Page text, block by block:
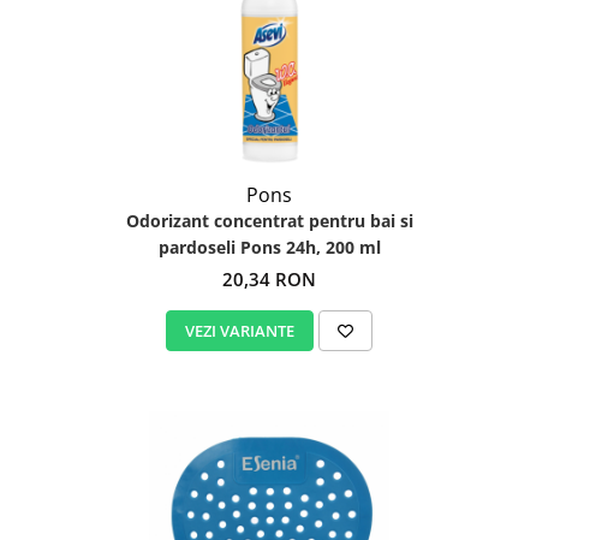
Pons
Odorizant concentrat pentru bai si
pardoseli Pons 24h, 200 ml
20,34 RON
VEZI VARIANTE